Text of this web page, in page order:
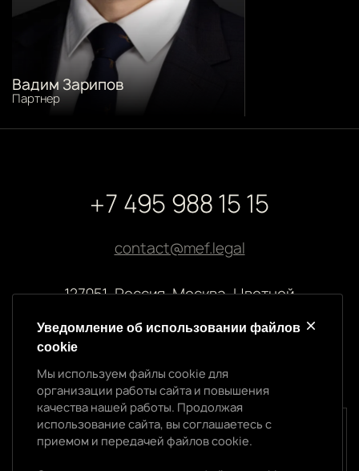
Вадим Зарипов
Партнер
+7 495 988 15 15
contact@mef.legal
127051, Россия, Москва, Цветной
Реквизиты компании
ООО “МЭФ ЛИГАЛ”
ИНН 7704874992
ОГРН 5147746145718
Уведомление об использовании cookie
Уведомление об использовании файлов
cookie
Мы используем файлы cookie для
организации работы сайта и повышения
качества нашей работы. Продолжая
использование сайта, вы соглашаетесь с
приемом и передачей файлов cookie.